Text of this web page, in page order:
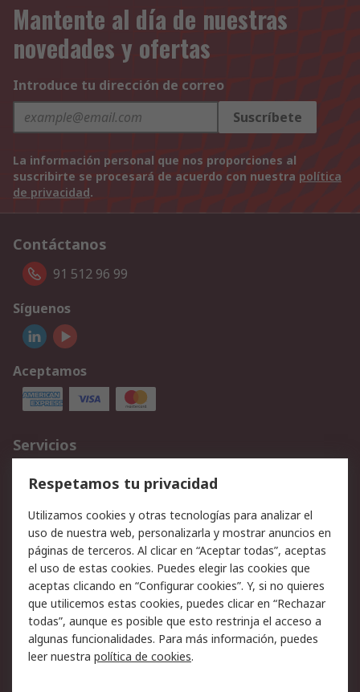
Mantente al día de nuestras
novedades y ofertas
Introduce tu dirección de correo
Suscríbete
La información personal que nos proporciones al
suscribirte se procesará de acuerdo con nuestra política
de privacidad.
Contáctanos
91 512 96 99
Síguenos
Aceptamos
Servicios
Cómo realizar pedidos
Devoluciones
Facturación y pago
Ofertas
Soporte técnico
Legal
Aviso legal
Política de privacidad -
Actualizada
Política sobre cookies
Seguridad de emails
Certificaciones de
Condiciones de venta
Respetamos tu privacidad
Utilizamos cookies y otras tecnologías para analizar el
uso de nuestra web, personalizarla y mostrar anuncios en
páginas de terceros. Al clicar en “Aceptar todas”, aceptas
el uso de estas cookies. Puedes elegir las cookies que
aceptas clicando en “Configurar cookies”. Y, si no quieres
que utilicemos estas cookies, puedes clicar en “Rechazar
todas”, aunque es posible que esto restrinja el acceso a
algunas funcionalidades. Para más información, puedes
leer nuestra política de cookies.